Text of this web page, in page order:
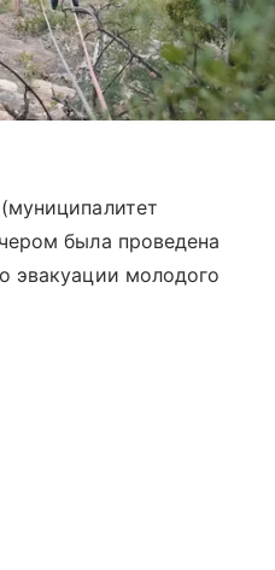
была проведена
эвакуации молодого